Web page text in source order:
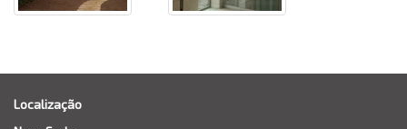
Localização